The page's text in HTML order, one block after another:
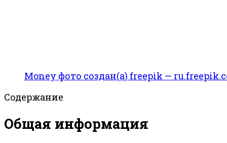
Money фото создан(а) freepik —
Содержание
Общая информация